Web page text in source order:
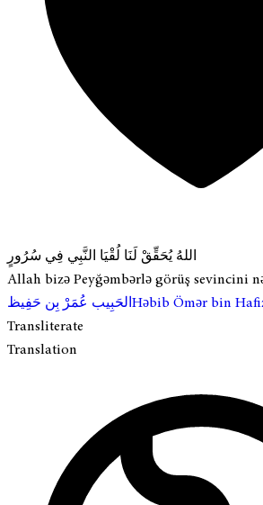
اللهُ يُحَقِّقْ لَنَا لُقْيَا النَّبِي فِي سُرُورٍ
Allah bizə Peyğəmbərlə görüş sevincini
الحَبِيب عُمَرْ بِن حَفِيظHəbib Ömər bin
Transliterate
Translation